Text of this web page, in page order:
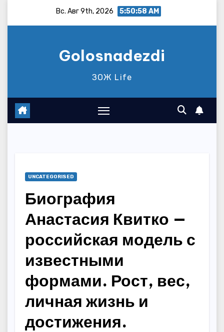
Вс. Авг 9th, 2026 5:50:59 AM
Golosnadezdi
ЗОЖ Life
UNCATEGORISED
Биография
Анастасия Квитко —
российская модель с
известными
формами. Рост, вес,
личная жизнь и
достижения.